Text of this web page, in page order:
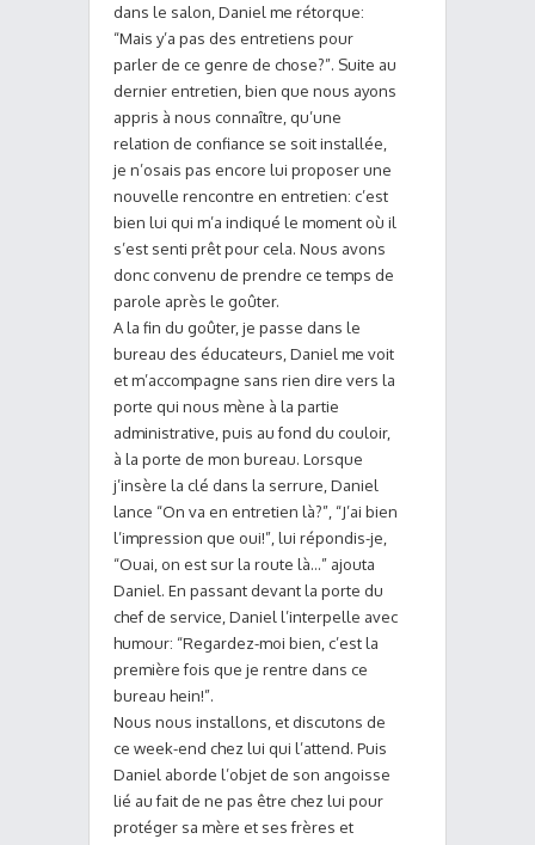
dans le salon, Daniel me rétorque:
“Mais y’a pas des entretiens pour
parler de ce genre de chose?”. Suite au
dernier entretien, bien que nous ayons
appris à nous connaître, qu’une
relation de confiance se soit installée,
je n’osais pas encore lui proposer une
nouvelle rencontre en entretien: c’est
bien lui qui m’a indiqué le moment où il
s’est senti prêt pour cela. Nous avons
donc convenu de prendre ce temps de
parole après le goûter.
A la fin du goûter, je passe dans le
bureau des éducateurs, Daniel me voit
et m’accompagne sans rien dire vers la
porte qui nous mène à la partie
administrative, puis au fond du couloir,
à la porte de mon bureau. Lorsque
j’insère la clé dans la serrure, Daniel
lance “On va en entretien là?”, “J’ai bien
l’impression que oui!”, lui répondis-je,
“Ouai, on est sur la route là…” ajouta
Daniel. En passant devant la porte du
chef de service, Daniel l’interpelle avec
humour: “Regardez-moi bien, c’est la
première fois que je rentre dans ce
bureau hein!”.
Nous nous installons, et discutons de
ce week-end chez lui qui l’attend. Puis
Daniel aborde l’objet de son angoisse
lié au fait de ne pas être chez lui pour
protéger sa mère et ses frères et